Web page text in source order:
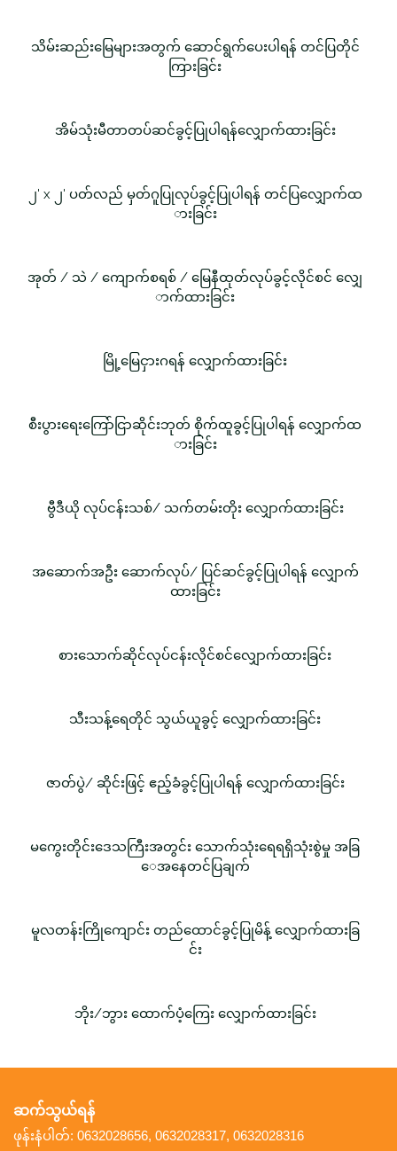
သိမ်းဆည်းမြေများအတွက် ဆောင်ရွက်ပေးပါရန် တင်ပြတိုင်
ကြားခြင်း
အိမ်သုံးမီတာတပ်ဆင်ခွင့်ပြုပါရန်လျှောက်ထားခြင်း
၂' x ၂' ပတ်လည် မှတ်ဂူပြုလုပ်ခွင့်ပြုပါရန် တင်ပြလျှောက်ထ
ားခြင်း
အုတ် / သဲ / ကျောက်စရစ် / မြေနီထုတ်လုပ်ခွင့်လိုင်စင် လျှေ
ာက်ထားခြင်း
မြို့မြေငှားဂရန် လျှောက်ထားခြင်း
စီးပွားရေးကြော်ငြာဆိုင်းဘုတ် စိုက်ထူခွင့်ပြုပါရန် လျှောက်ထ
ားခြင်း
ဗွီဒီယို လုပ်ငန်းသစ်/ သက်တမ်းတိုး လျှောက်ထားခြင်း
အဆောက်အဦး ဆောက်လုပ်/ ပြင်ဆင်ခွင့်ပြုပါရန် လျှောက်
ထားခြင်း
စားသောက်ဆိုင်လုပ်ငန်းလိုင်စင်လျှောက်ထားခြင်း
သီးသန့်ရေတိုင် သွယ်ယူခွင့် လျှောက်ထားခြင်း
ဇာတ်ပွဲ/ ဆိုင်းဖြင့် ဧည့်ခံခွင့်ပြုပါရန် လျှောက်ထားခြင်း
မကွေးတိုင်းဒေသကြီးအတွင်း သောက်သုံးရေရရှိသုံးစွဲမှု အခြ
ေအနေတင်ပြချက်
မူလတန်းကြိုကျောင်း တည်ထောင်ခွင့်ပြုမိန့် လျှောက်ထားခြ
င်း
ဘိုး/ဘွား ထောက်ပံ့ကြေး လျှောက်ထားခြင်း
ဆက်သွယ်ရန်
ဖုန်းနံပါတ်: 0632028656, 0632028317, 0632028316